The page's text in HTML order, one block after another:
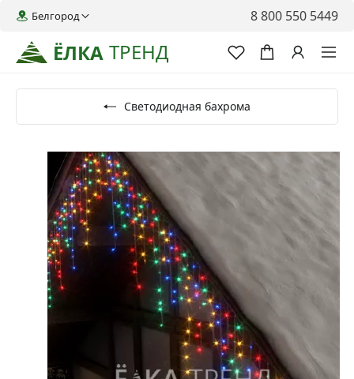
ЁЛКА ТРЕНД
Белгород 8 800 550 5449
Светодиодная бахрома